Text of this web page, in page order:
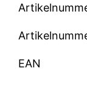
EAN